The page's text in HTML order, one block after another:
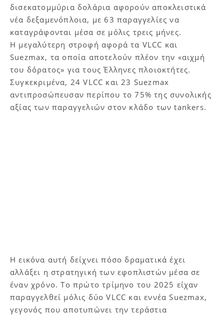
δισεκατομμύρια δολάρια αφορούν αποκλειστικά
νέα δεξαμενόπλοια, με 63 παραγγελίες να
καταγράφονται μέσα σε μόλις τρεις μήνες.
Η μεγαλύτερη στροφή αφορά τα VLCC και
Suezmax, τα οποία αποτελούν πλέον την «αιχμή
του δόρατος» για τους Έλληνες πλοιοκτήτες.
Συγκεκριμένα, 24 VLCC και 23 Suezmax
αντιπροσώπευσαν περίπου το 75% της συνολικής
αξίας των παραγγελιών στον κλάδο των tankers.
Η εικόνα αυτή δείχνει πόσο δραματικά έχει
αλλάξει η στρατηγική των εφοπλιστών μέσα σε
έναν χρόνο. Το πρώτο τρίμηνο του 2025 είχαν
παραγγελθεί μόλις δύο VLCC και εννέα Suezmax,
γεγονός που αποτυπώνει την τεράστια